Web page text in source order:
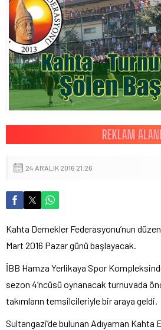
24 ARALIK 2016 21:26
Kahta Dernekler Federasyonu’nun
Mart 2016 Pazar günü başlayacak.
İBB Hamza Yerlikaya Spor
sezon 4’ncüsü oynanacak turnuvada
takımların temsilcileriyle bir araya geldi.
Sultangazi’de bulunan Adıyaman Kahta